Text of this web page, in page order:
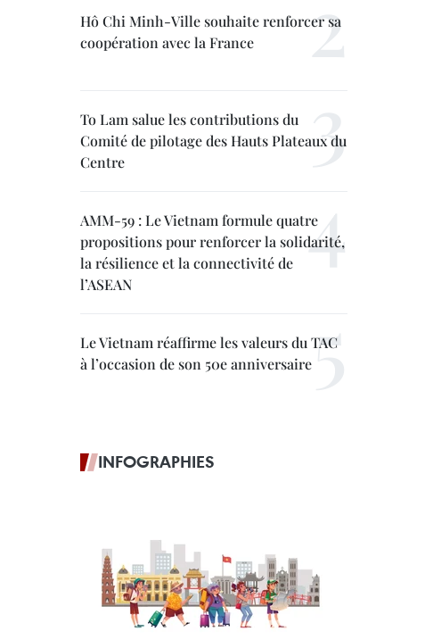
Hô Chi Minh-Ville souhaite renforcer sa
coopération avec la France
To Lam salue les contributions du
Comité de pilotage des Hauts Plateaux du
Centre
AMM-59 : Le Vietnam formule quatre
propositions pour renforcer la solidarité,
la résilience et la connectivité de
l’ASEAN
Le Vietnam réaffirme les valeurs du TAC
à l’occasion de son 50e anniversaire
INFOGRAPHIES